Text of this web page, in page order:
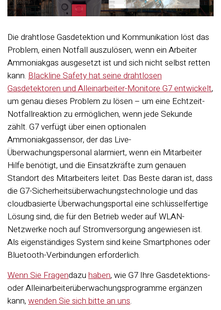
Die drahtlose Gasdetektion und Kommunikation löst das
Problem, einen Notfall auszulösen, wenn ein Arbeiter
Ammoniakgas ausgesetzt ist und sich nicht selbst retten
kann. Blackline Safety hat seine drahtlosen
Gasdetektoren und Alleinarbeiter-Monitore G7 entwickelt,
um genau dieses Problem zu lösen – um eine Echtzeit-
Notfallreaktion zu ermöglichen, wenn jede Sekunde
zählt. G7 verfügt über einen optionalen
Ammoniakgassensor, der das Live-
Überwachungspersonal alarmiert, wenn ein Mitarbeiter
Hilfe benötigt, und die Einsatzkräfte zum genauen
Standort des Mitarbeiters leitet. Das Beste daran ist, dass
die G7-Sicherheitsüberwachungstechnologie und das
cloudbasierte Überwachungsportal eine schlüsselfertige
Lösung sind, die für den Betrieb weder auf WLAN-
Netzwerke noch auf Stromversorgung angewiesen ist.
Als eigenständiges System sind keine Smartphones oder
Bluetooth-Verbindungen erforderlich.
Wenn Sie Fragendazu haben, wie G7 Ihre Gasdetektions-
oder Alleinarbeiterüberwachungsprogramme ergänzen
kann, wenden Sie sich bitte an uns.